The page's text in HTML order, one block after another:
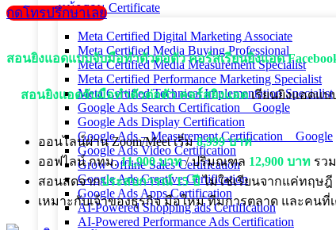
หน้ารวม Certificate
Meta Certified Digital Marketing Associate
Meta Certified Media Buying Professional
Meta Certified Media Measurement Specialist
Meta Certified Performance Marketing Specialist
Meta Certified Technical Implementation Specialist
Google Ads Search Certification _ Google
Google Ads Display Certification
Google Ads – Measurement Certification _ Google
Google Ads Video Certification
Grow Offline Sales Certification
Google Ads Creative Certification
Google Ads Apps Certification
AI-Powered Shopping ads Certification
AI-Powered Performance Ads Certification
กดโทรปรึกษาเลย
สอนยิงแอดแบบจับมือทำตัวต่อตัว คอร์สเรียนยิงแอด
สอนยิงแอดจับมือทำตัวต่อตัว คอร์สยิงแอดเรียนยิงแอดแบ
ออนไลน์ผ่าน Zoom/Meet เริ่ม8,999 บาท
ออฟไลน์ กทม.11,900 บาท/ ปริมณฑล 12,900 บาท รว
สอนสดจากประสบการณ์ 15 ปีไม่ใช่เรียนจากแค่ทฤษฎี
เหมาะกับเจ้าของธุรกิจ มือใหม่ ทีมการตลาด และคนที่